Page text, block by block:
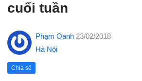
cuối tuần
Phạm Oanh 23/02/2018
Hà Nội
Chia sẻ